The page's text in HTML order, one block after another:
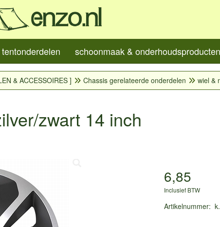
tentonderdelen schoonmaak & onderhoudsproducten
& ACCESSOIRES ] Chassis gerelateerde onderdelen wiel &
zwart 14 inch
6,85
Inclusief BTW
Artikelnummer: